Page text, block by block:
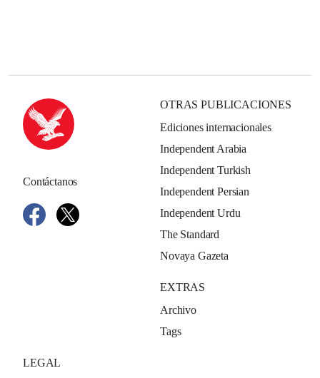
Contáctanos
OTRAS PUBLICACIONES
Ediciones internacionales
Independent Arabia
Independent Turkish
Independent Persian
Independent Urdu
The Standard
Novaya Gazeta
EXTRAS
Archivo
Tags
LEGAL